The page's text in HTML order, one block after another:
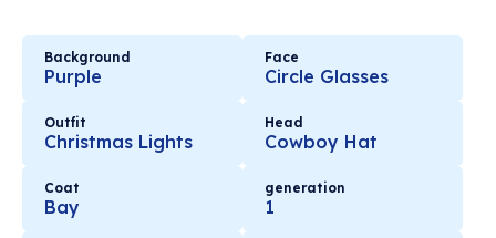
Background
Purple
Face
Circle Glasses
Outfit
Christmas Lights
Head
Cowboy Hat
Coat
Bay
generation
1